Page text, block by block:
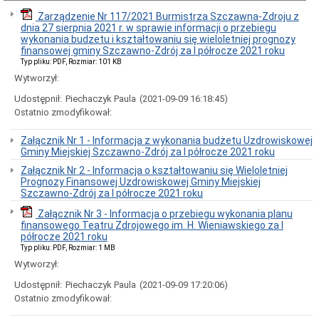
Burmistrza
Ogłoszenia
naborze
pracowników
Ogłoszenia,
obwieszczenia,
informacje
innych
instytucji
Uchwała
antysmogowa
Uchwała
dla
województwa
dolnośląskiego
Fundusz
Szerokopasmowy
Konkurs
na
dotacji
celowej
Zamówienia
Zarządzenie Nr 117/2021 Burmistrza Szczawna-Zdroju z
dnia 27 sierpnia 2021 r. w sprawie informacji o przebiegu
wykonania budzetu i kształtowaniu się wieloletniej prognozy
finansowej gminy Szczawno-Zdrój za I półrocze 2021 roku
Typ pliku: PDF, Rozmiar: 101 KB
Wytworzył:
Udostępnił: Piechaczyk Paula (2021-09-09 16:18:45)
Ostatnio zmodyfikował:
Załącznik Nr 1 - Informacja z wykonania budżetu Uzdrowiskowej
Gminy Miejskiej Szczawno-Zdrój za I półrocze 2021 roku
Załącznik Nr 2 - Informacja o kształtowaniu się Wieloletniej
Prognozy Finansowej Uzdrowiskowej Gminy Miejskiej
Szczawno-Zdrój za I półrocze 2021 roku
Załącznik Nr 3 - Informacja o przebiegu wykonania planu
finansowego Teatru Zdrojowego im. H. Wieniawskiego za I
półrocze 2021 roku
Typ pliku: PDF, Rozmiar: 1 MB
Wytworzył:
Udostępnił: Piechaczyk Paula (2021-09-09 17:20:06)
Ostatnio zmodyfikował: